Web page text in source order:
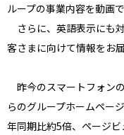
ループの事業内容を動画
さらに、英語表示にも
客さまに向けて情報をお届
昨今のスマートフォン
らのグループホームペー
年同期比約5倍、ページビ